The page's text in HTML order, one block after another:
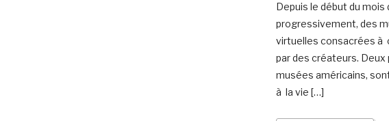
Depuis le début du mois
progressivement, des
virtuelles consacrées à
par des créateurs.
musées américains,
à la vie […]